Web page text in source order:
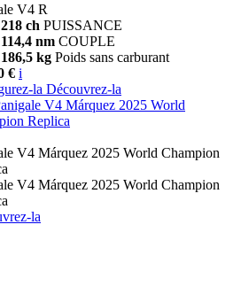
V4 R
218 ch PUISSANCE
114,4 nm COUPLE
186,5 kg Poids sans carburant
€ i
la Découvrez-la
V4 Márquez 2025 World
Replica
V4 Márquez 2025 World Champion
V4 Márquez 2025 World Champion
la